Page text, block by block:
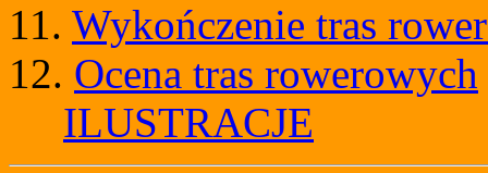
11. Wykończenie tras
12. Ocena tras rowerowych
ILUSTRACJE